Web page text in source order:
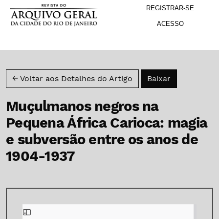
Ir para o menu de navegação principal
Ir para o conteúdo principal
Ir para o rodapé REGISTRAR-SE
ACESSO
← Voltar aos Detalhes do Artigo Baixar
Muçulmanos negros na
Pequena África Carioca: magia
e subversão entre os anos de
1904-1937